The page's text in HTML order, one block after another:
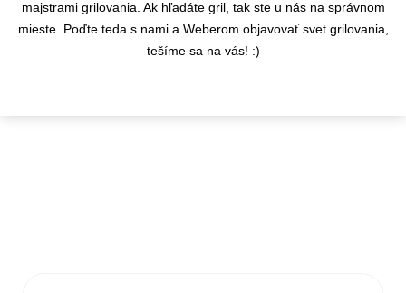
majstrami grilovania. Ak hľadáte gril, tak ste u nás na správnom
mieste. Poďte teda s nami a Weberom objavovať svet grilovania,
tešíme sa na vás! :)